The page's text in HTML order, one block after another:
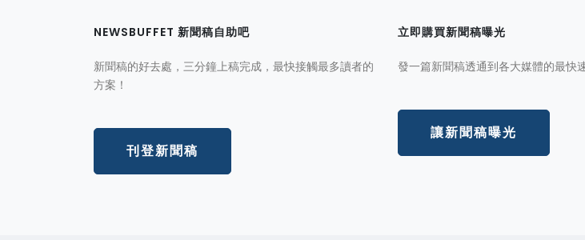
NEWSBUFFET 新聞稿自助吧
新聞稿的好去處，三分鐘上稿完成，最快接觸最多讀者的
方案！
刊登新聞稿
立即購買新聞稿曝光
發一篇新聞稿透通到各大媒體的最快
讓新聞稿曝光